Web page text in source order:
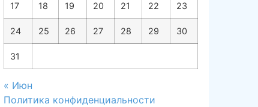
17 18 19 20 21 22 23
24 25 26 27 28 29 30
31
« Июн
Политика конфиденциальности